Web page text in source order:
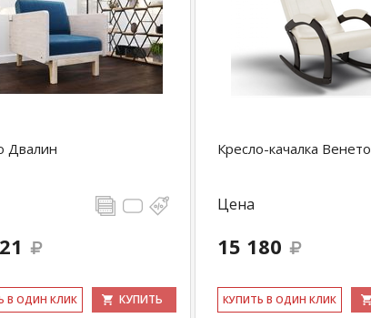
Двалин
В ОДИН КЛИК КУПИТЬ
Кресло-качалка Венето
Цена
15 180
КУ­ПИТЬ В ОДИН КЛИК